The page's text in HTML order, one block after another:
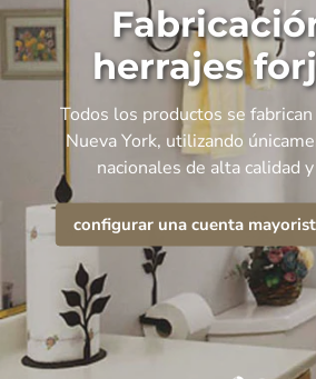
herrajes
Todos los productos se
Nueva York, utilizando
nacionales de alta calidad
configurar una cuenta